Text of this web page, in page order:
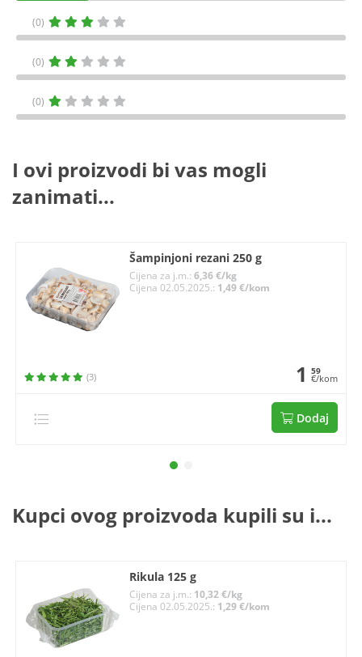
(0)
(0)
(0)
I ovi proizvodi bi vas mogli
zanimati...
Šampinjoni rezani 250 g
Cijena za j.m.:6,36 €/kg
Cijena 02.05.2025.: 1,49 €/kom
(3) 1 59
€/kom
Dodaj
Kupci ovog proizvoda kupili su i...
Rikula 125 g
Cijena za j.m.: 10,32 €/kg
Cijena 02.05.2025.: 1,29 €/kom